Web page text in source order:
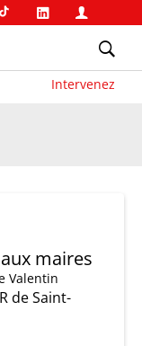
Intervenez
maires
Valentin
de Saint-